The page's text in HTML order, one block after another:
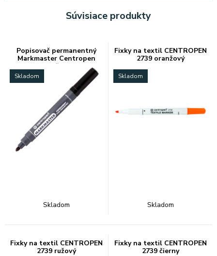
Súvisiace produkty
Popisovač permanentný
Markmaster Centropen
8599 čierny
Skladom
Skladom
Fixky na textil CENTROPEN
2739 oranžový
Skladom
Skladom
Fixky na textil CENTROPEN
2739 ružový
Fixky na textil CENTROPEN
2739 čierny